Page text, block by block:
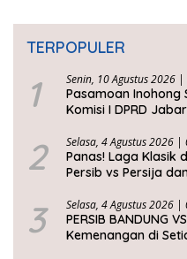
TERPOPULER
1 Senin, 10 Agustus 2026 |
Pasamoan Inohong
Komisi I DPRD
2 Selasa, 4 Agustus 2026 |
Panas! Laga Klasik
Persib vs Persija
3 Selasa, 4 Agustus 2026 |
PERSIB BANDUNG
Kemenangan di